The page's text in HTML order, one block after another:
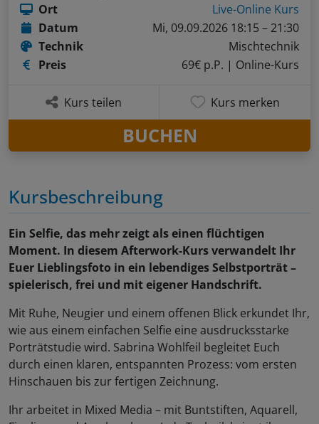
Kursbeschreibung
Ein Selfie, das mehr zeigt als einen flüchtigen
Moment. In diesem Afterwork-Kurs verwandelt Ihr
Euer Lieblingsfoto in ein lebendiges Selbstporträt –
spielerisch, frei und mit eigener Handschrift.
Mit Ruhe, Neugier und einem offenen Blick erkundet Ihr,
wie aus einem einfachen Selfie eine ausdrucksstarke
Porträtstudie wird. Sabrina Wohlfeil begleitet Euch
durch einen klaren, entspannten Prozess: vom ersten
Hinschauen bis zur fertigen Zeichnung.
Ihr arbeitet in Mixed Media – mit Buntstiften, Aquarell,
Ort
Live-Online Kurs
Datum
Mi, 09.09.2026 18:15 – 21:30
Technik
Mischtechnik
Preis
69€ p.P. | Online-Kurs
Kurs teilen Kurs merken
BUCHEN